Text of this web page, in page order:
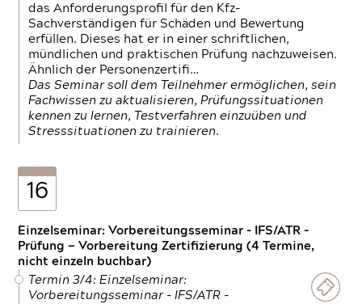
das Anforderungsprofil für den Kfz-
Sachverständigen für Schäden und Bewertung
erfüllen. Dieses hat er in einer schriftlichen,
mündlichen und praktischen Prüfung nachzuweisen.
Ähnlich der Personenzertifi…
Das Seminar soll dem Teilnehmer ermöglichen, sein
Fachwissen zu aktualisieren, Prüfungssituationen
kennen zu lernen, Testverfahren einzuüben und
Stresssituationen zu trainieren.
16
Einzelseminar: Vorbereitungsseminar - IFS/ATR -
Prüfung — Vorbereitung Zertifizierung (4 Termine,
nicht einzeln buchbar)
Termin 3/4: Einzelseminar:
Vorbereitungsseminar - IFS/ATR -